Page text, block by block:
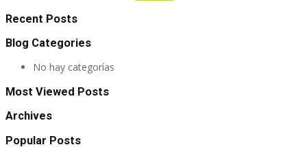
Recent Posts
Blog Categories
No hay categorías
Most Viewed Posts
Archives
Popular Posts